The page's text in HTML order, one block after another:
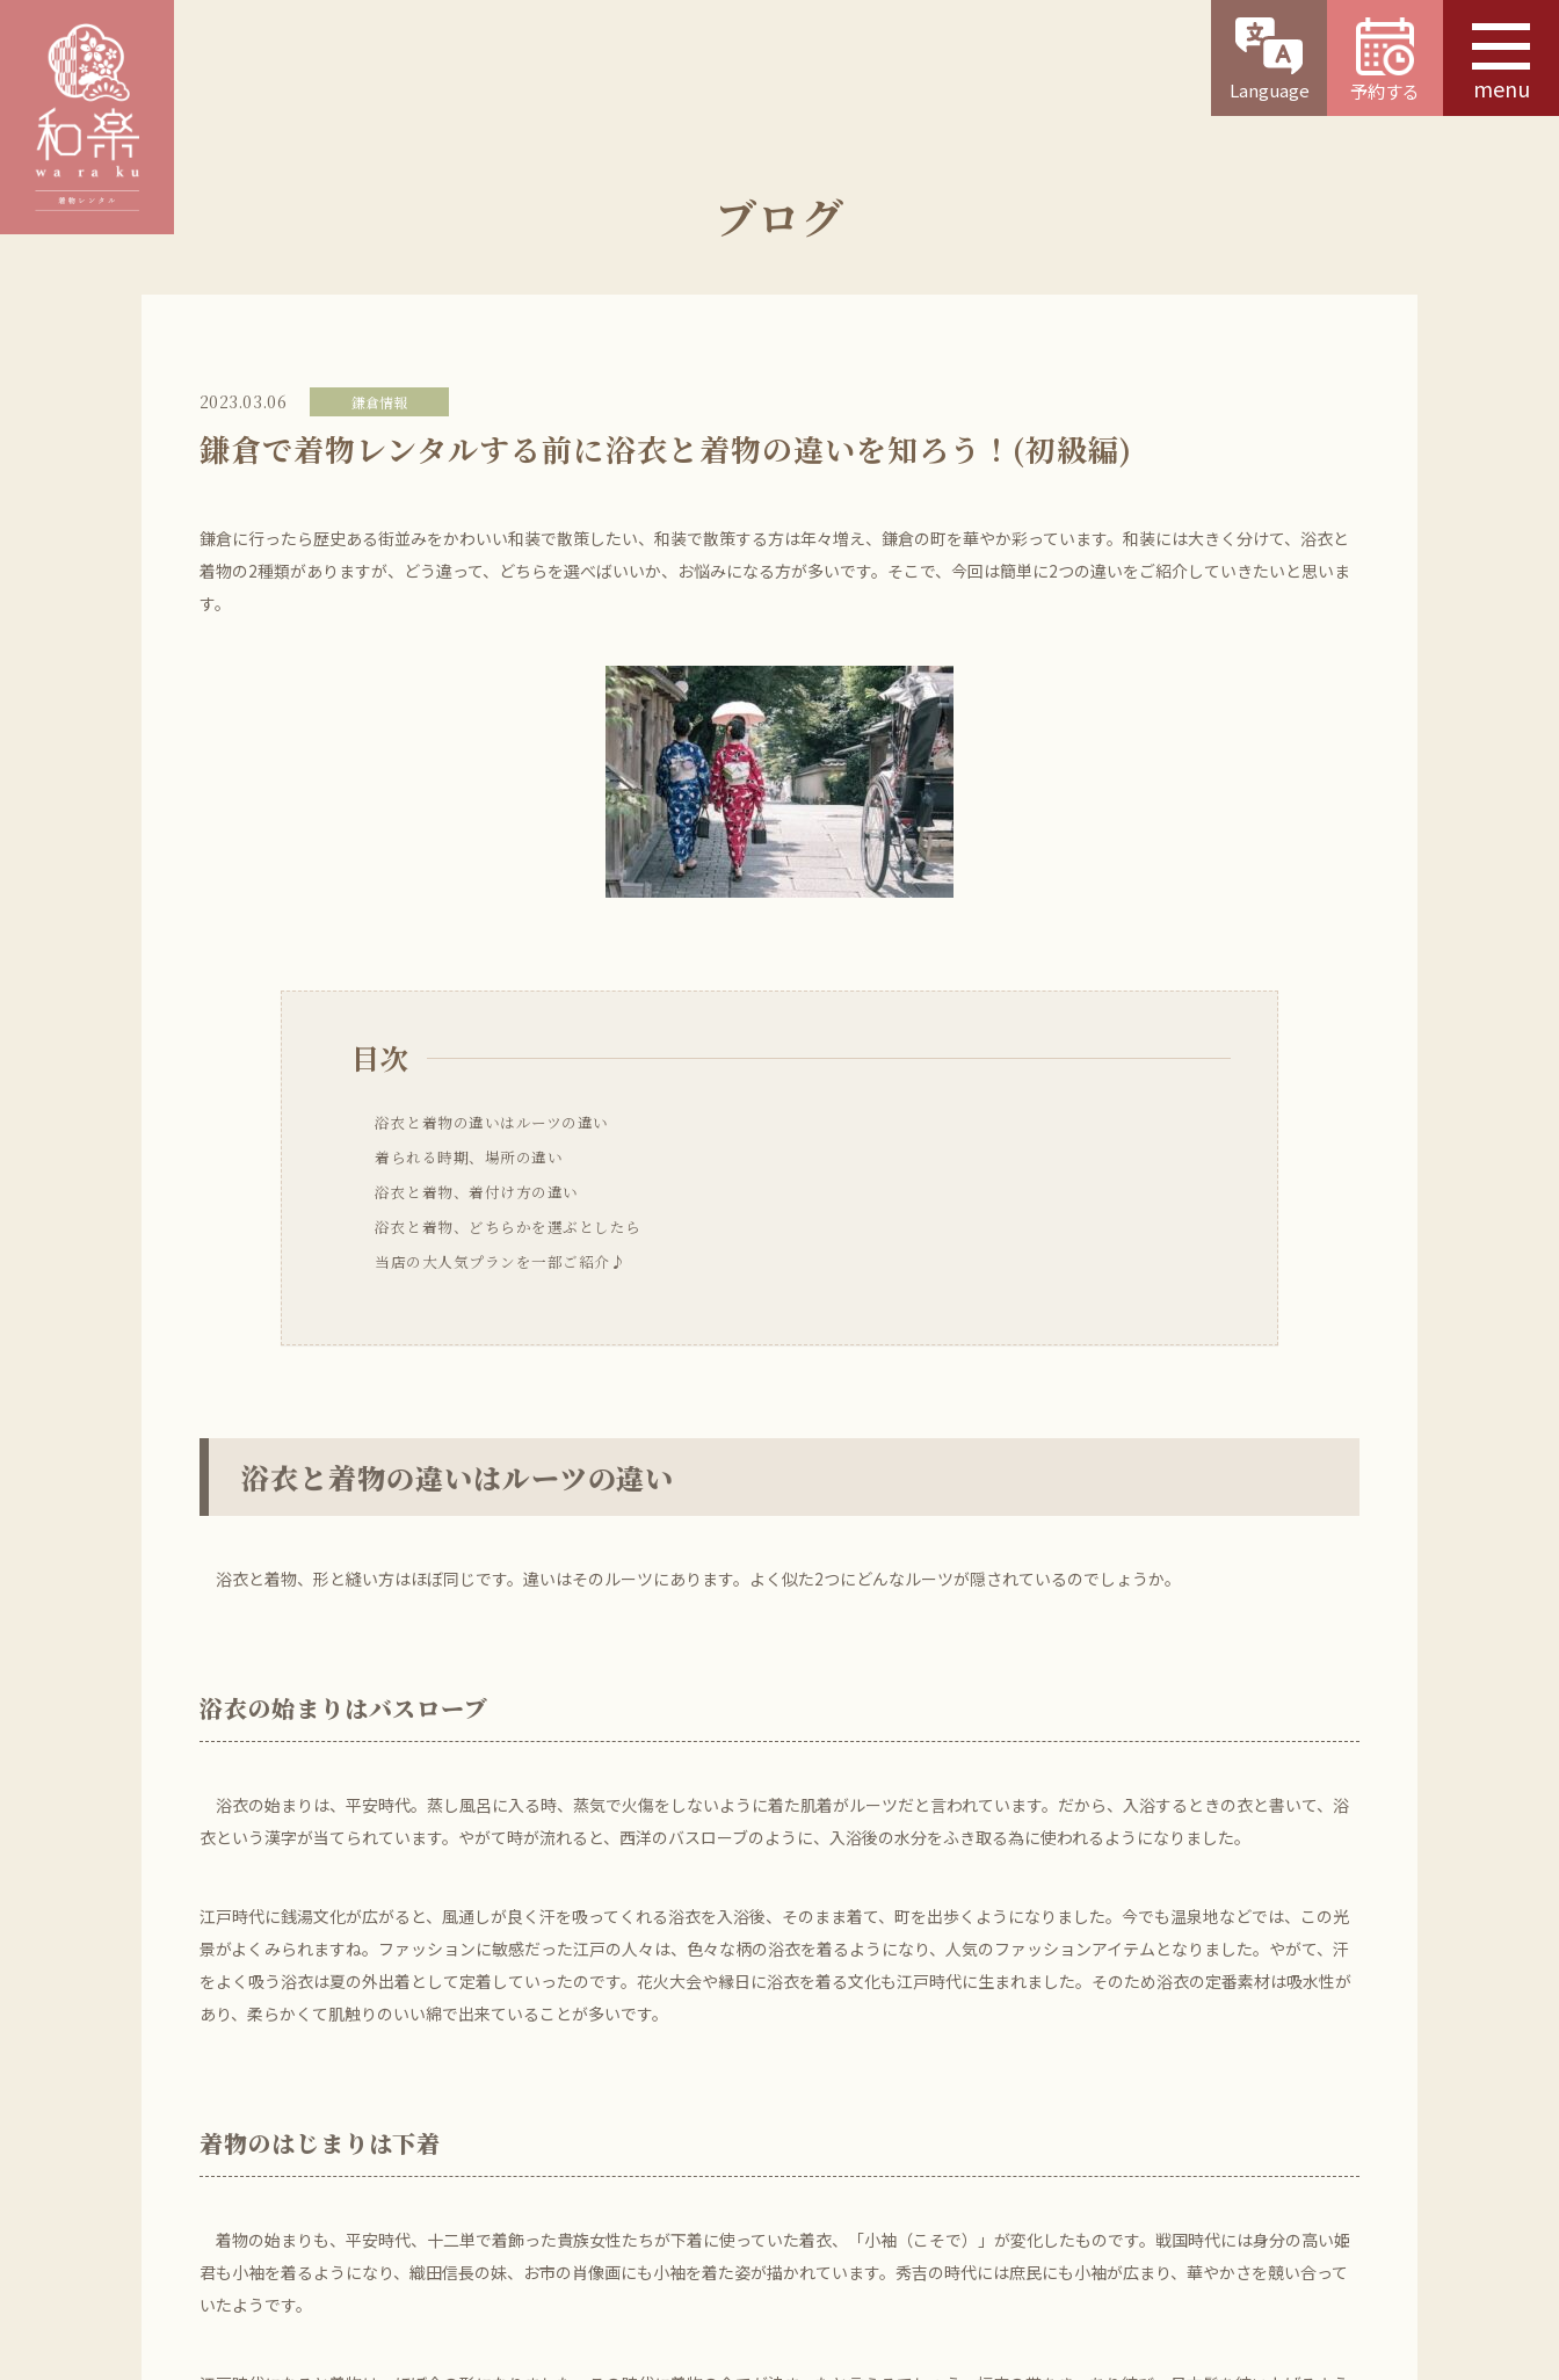
Language 予約する menu
ブログ
2023.03.06 鎌倉情報
鎌倉で着物レンタルする前に浴衣と着物の違いを知ろう！(初級編)
鎌倉に行ったら歴史ある街並みをかわいい和装で散策したい、和装で散策する方は年々増え、鎌倉の町を華やか彩っています。和装には大きく分けて、浴衣と
着物の2種類がありますが、どう違って、どちらを選べばいいか、お悩みになる方が多いです。そこで、今回は簡単に2つの違いをご紹介していきたいと思いま
す。
目次
浴衣と着物の違いはルーツの違い
着られる時期、場所の違い
浴衣と着物、着付け方の違い
浴衣と着物、どちらかを選ぶとしたら
当店の大人気プランを一部ご紹介♪
浴衣と着物の違いはルーツの違い
浴衣と着物、形と縫い方はほぼ同じです。違いはそのルーツにあります。よく似た2つにどんなルーツが隠されているのでしょうか。
浴衣の始まりはバスローブ
浴衣の始まりは、平安時代。蒸し風呂に入る時、蒸気で火傷をしないように着た肌着がルーツだと言われています。だから、入浴するときの衣と書いて、浴
衣という漢字が当てられています。やがて時が流れると、西洋のバスローブのように、入浴後の水分をふき取る為に使われるようになりました。
江戸時代に銭湯文化が広がると、風通しが良く汗を吸ってくれる浴衣を入浴後、そのまま着て、町を出歩くようになりました。今でも温泉地などでは、この光
景がよくみられますね。ファッションに敏感だった江戸の人々は、色々な柄の浴衣を着るようになり、人気のファッションアイテムとなりました。やがて、汗
をよく吸う浴衣は夏の外出着として定着していったのです。花火大会や縁日に浴衣を着る文化も江戸時代に生まれました。そのため浴衣の定番素材は吸水性が
あり、柔らかくて肌触りのいい綿で出来ていることが多いです。
着物のはじまりは下着
着物の始まりも、平安時代、十二単で着飾った貴族女性たちが下着に使っていた着衣、「小袖（こそで）」が変化したものです。戦国時代には身分の高い姫
君も小袖を着るようになり、織田信長の妹、お市の肖像画にも小袖を着た姿が描かれています。秀吉の時代には庶民にも小袖が広まり、華やかさを競い合って
いたようです。